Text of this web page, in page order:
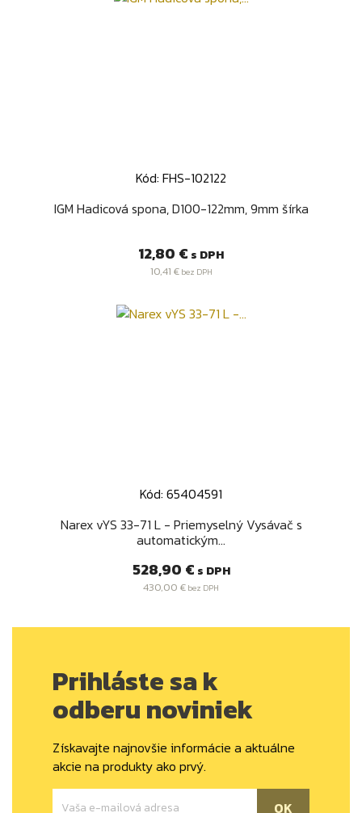
Kód: FHS-102122
IGM Hadicová spona, D100-122mm, 9mm šírka
Cena
12,80 € s DPH
10,41 €bez DPH
Kód: 65404591
Narex vYS 33-71 L - Priemyselný Vysávač s
automatickým...
Cena
528,90 € s DPH
430,00 € bez DPH
Prihláste sa k
odberu noviniek
Získavajte najnovšie informácie a aktuálne
akcie na produkty ako prvý.